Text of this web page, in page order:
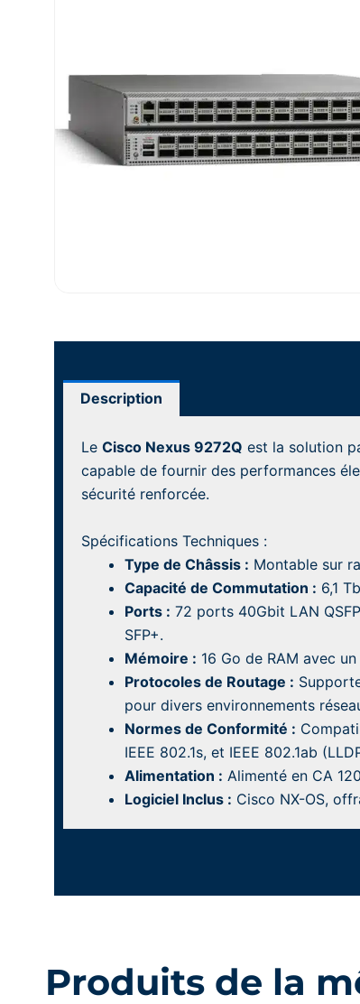
Description
Le Cisco Nexus 9272Q est la solution
capable de fournir des performances
sécurité renforcée.
Spécifications Techniques :
Type de Châssis : Montable sur
Capacité de Commutation : 6,1
Ports : 72 ports 40Gbit LAN
SFP+.
Mémoire : 16 Go de RAM avec
Protocoles de Routage :
pour divers environnements
Normes de Conformité :
IEEE 802.1s, et IEEE 802.1ab
Alimentation : Alimenté en CA
Logiciel Inclus : Cisco NX-OS,
Produits de la